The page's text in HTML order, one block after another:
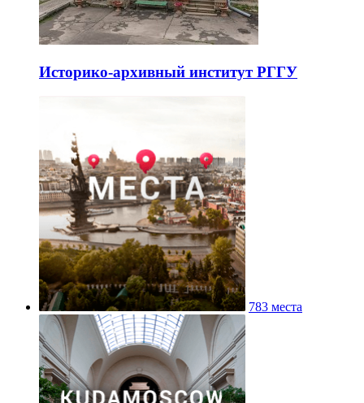
Историко-архивный институт РГГУ
783 места